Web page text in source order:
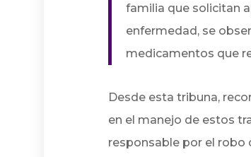
familia que solicitan
enfermedad, se
medicamentos que
Desde esta tribuna,
en el manejo de estos
responsable por el robo